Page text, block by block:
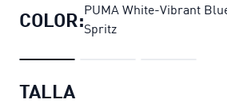
COLOR:PUMA White-Vibrant
Spritz
TALLA